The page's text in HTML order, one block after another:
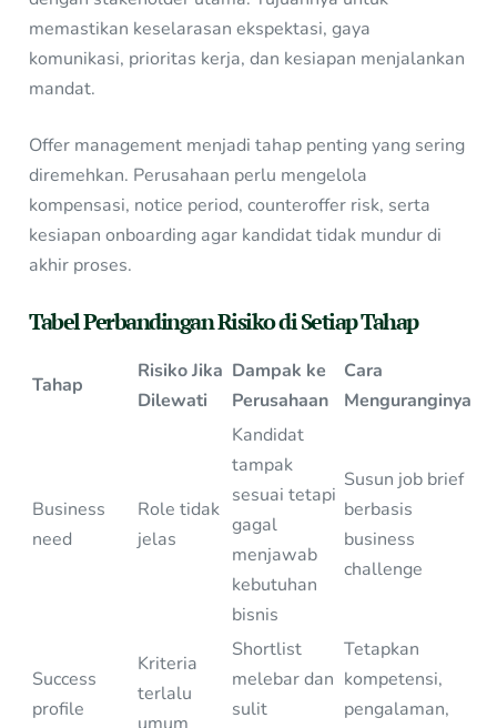
memastikan keselarasan ekspektasi, gaya
komunikasi, prioritas kerja, dan kesiapan menjalankan
mandat.
Offer management menjadi tahap penting yang sering
diremehkan. Perusahaan perlu mengelola
kompensasi, notice period, counteroffer risk, serta
kesiapan onboarding agar kandidat tidak mundur di
akhir proses.
Tabel Perbandingan Risiko di Setiap Tahap
Tahap
Risiko Jika
Dilewati
Dampak ke
Perusahaan
Cara
Menguranginya
Business
need
Role tidak
jelas
Kandidat
tampak
sesuai tetapi
gagal
menjawab
kebutuhan
bisnis
Susun job brief
berbasis
business
challenge
Success
profile
Kriteria
terlalu
umum
Shortlist
melebar dan
sulit
Tetapkan
kompetensi,
pengalaman,